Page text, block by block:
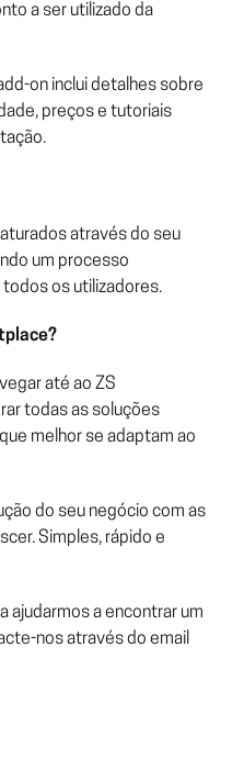
a ser utilizado da
on inclui detalhes sobre
preços e tutoriais
através do seu
um processo
os utilizadores.
até ao ZS
todas as soluções
melhor se adaptam ao
do seu negócio com as
Simples, rápido e
ajudarmos a encontrar um
nos através do email